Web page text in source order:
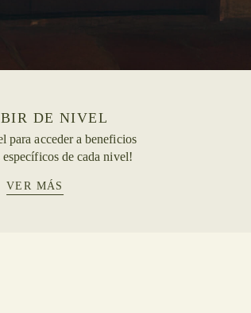
DE NIVEL
para acceder a beneficios
de cada nivel!
VER MÁS